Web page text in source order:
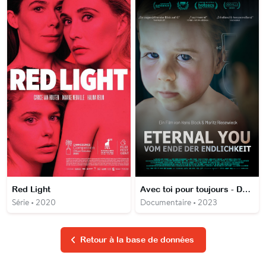
Red Light
Série • 2020
Avec toi pour toujours - De l'immortalité virtuelle
Documentaire • 2023
Retour à la base de données